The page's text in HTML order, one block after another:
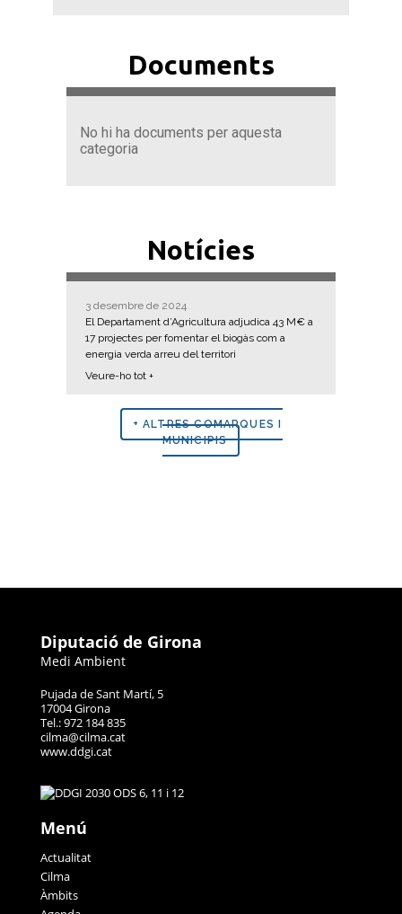
Documents
No hi ha documents per aquesta
categoria
Notícies
3 desembre de 2024
El Departament d’Agricultura adjudica 43 M€ a
17 projectes per fomentar el biogàs com a
energia verda arreu del territori
Veure-ho tot +
+ ALTRES COMARQUES I
MUNICIPIS
Diputació de Girona
Medi Ambient
Pujada de Sant Martí, 5
17004 Girona
Tel.: 972 184 835
cilma@cilma.cat
www.ddgi.cat
Menú
Actualitat
Cilma
Àmbits